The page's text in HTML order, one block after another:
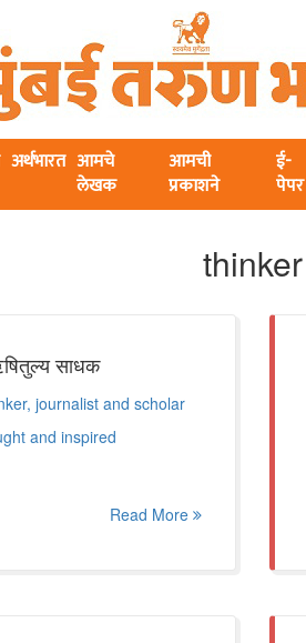
अर्थभारत आमचे
लेखक
आमची
प्रकाशने
ई-
पेपर
thinker
साधक
journalist and scholar
and inspired
Read More